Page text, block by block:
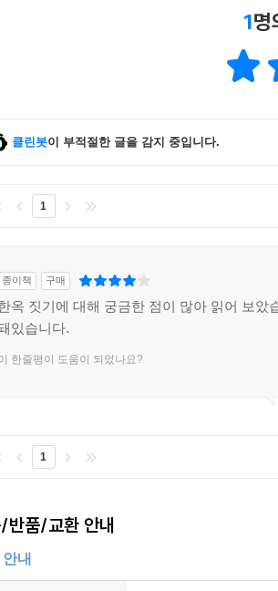
지 애타게 만들고, 이런 아쉬움이 조선 시대
의 실상에 이를 때에는 저절로 한탄이 새어나
짓는 주체는 과연 누구인가. 건축주와 설계
지기 사람의 손이 만들어낸 곳이라는 당연한
한옥은 현장에서 수많은 노동자들의 손으
당을 위해 저자는 오랫동안 문화재 수리현
최고 일꾼들의 솜씨를 유감없이 발휘시켰
보여주고 있다. 주초석과 기둥을 세우고,
집을 위해 온전히 숙련된 솜씨와 성실함으
의해 도배는 작품이 되고, 칠은 예술이 되
고 무릇 집이란 어떻게 지어져야 하는가에 대
위치가 어디쯤인지를 한눈에 알 수 있도록
단순한 설명 방식이 아닌 현장의 풍경과
으로 그릴 수 있도록 했다. 때문에 이 책은
1명
클린봇이 부적절한 글을 감지 중입니다.
1
종이책 구매
옥 짓기에 대해 궁금한 점이 많아 읽어 보았
있습니다.
한줄평이 도움이 되었나요?
1
반품/교환 안내
내